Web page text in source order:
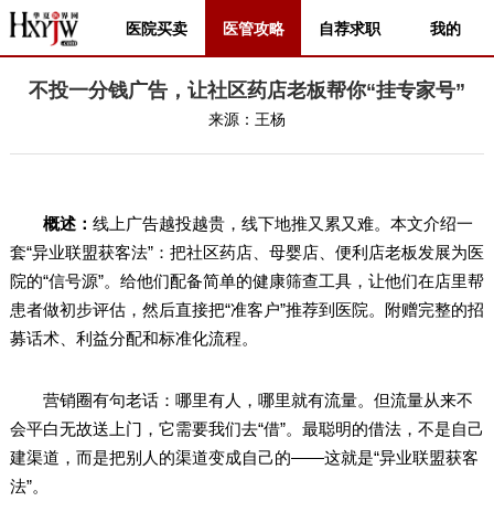
医院买卖 医管攻略 自荐求职 我的
不投一分钱广告，让社区药店老板帮你“挂专家号”
来源： 王杨
概述： 线上广告越投越贵，线下地推又累又难。本文介绍一
套“异业联盟获客法”：把社区药店、母婴店、便利店老板发展为医
院的“信号源”。给他们配备简单的健康筛查工具，让他们在店里帮
患者做初步评估，然后直接把“准客户”推荐到医院。附赠完整的招
募话术、利益分配和标准化流程。
营销圈有句老话：哪里有人，哪里就有流量。但流量从来不
会平白无故送上门，它需要我们去“借”。最聪明的借法，不是自己
建渠道，而是把别人的渠道变成自己的——这就是“异业联盟获客
法”。